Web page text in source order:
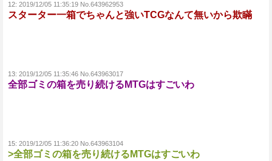
12: 2019/12/05 11:35:19 No.643962953
スターター一箱でちゃんと強いTCGなんて無いから欺瞞
13: 2019/12/05 11:35:46 No.643963017
全部ゴミの箱を売り続けるMTGはすごいわ
15: 2019/12/05 11:36:20 No.643963104
>全部ゴミの箱を売り続けるMTGはすごいわ